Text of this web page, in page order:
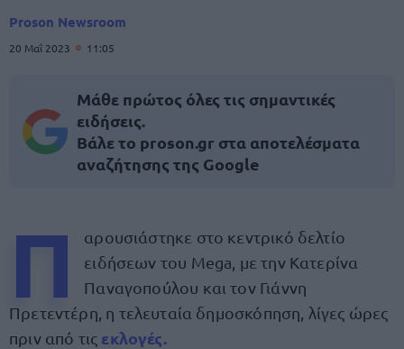
Proson Newsroom
20 Μαΐ 2023 11:05
Μάθε πρώτος όλες τις σημαντικές
ειδήσεις.
Βάλε το proson.gr στα αποτελέσματα
αναζήτησης της Google
Π
αρουσιάστηκε στο κεντρικό δελτίο
ειδήσεων του Mega, με την Κατερίνα
Παναγοπούλου και τον Γιάννη
Πρετεντέρη, η τελευταία δημοσκόπηση, λίγες ώρες
πριν από τις εκλογές.